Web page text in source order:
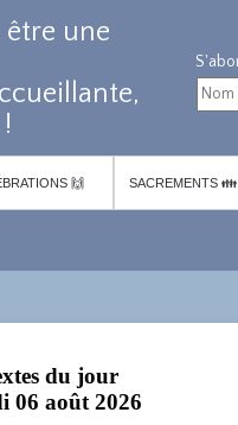
être une
🙌 SACREMENTS 👪